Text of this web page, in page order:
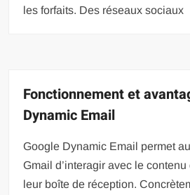
les forfaits. Des réseaux sociaux
Fonctionnement et
Dynamic Email
Google Dynamic Email permet
Gmail d’interagir avec le
leur boîte de réception.